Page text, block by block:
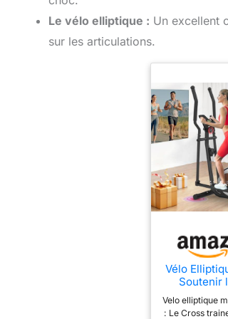
Le vélo elliptique : Un excellent
sur les articulations.
Vélo
Soutenir
Bluetooth
Velo elliptique
: Le Cross